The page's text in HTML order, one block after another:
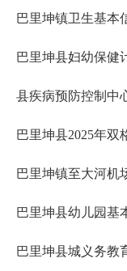
巴里坤镇卫生基本
巴里坤县妇幼保健
巴里坤县幼儿园基
巴里坤县城义务教